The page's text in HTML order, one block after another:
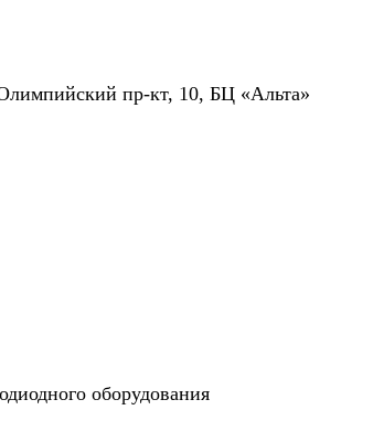
пр-кт, 10, БЦ «Альта»
оборудования